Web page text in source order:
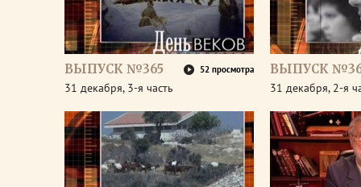
ВЫПУСК №365 52 просмотра
31 декабря, 3-я часть
ВЫПУСК
31 декабря, 2-я